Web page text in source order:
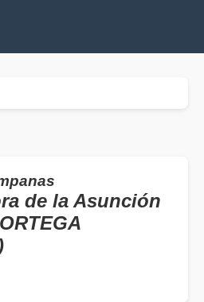
de la Asunción